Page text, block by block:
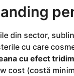
din sector,
cu care
cu efect
cost (costă